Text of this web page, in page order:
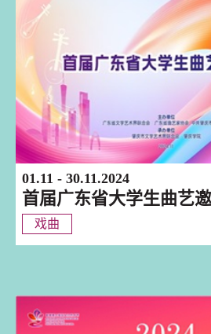
01.11 - 30.11.2024
首届广东省大学生曲艺
戏曲